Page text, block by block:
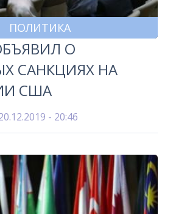
ПОЛИТИКА
О
САНКЦИЯХ НА
США
- 20:46